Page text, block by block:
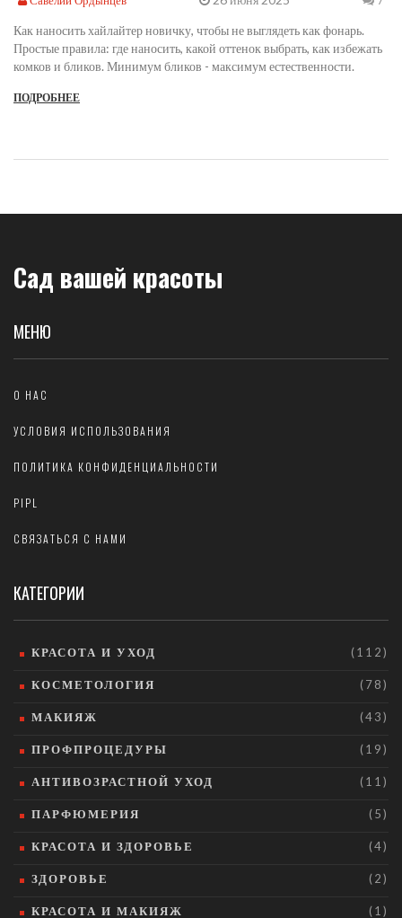
Как наносить хайлайтер новичку, чтобы не выглядеть как фонарь.
Простые правила: где наносить, какой оттенок выбрать, как избежать
комков и бликов. Минимум бликов - максимум естественности.
ПОДРОБНЕЕ
Сад вашей красоты
МЕНЮ
О НАС
УСЛОВИЯ ИСПОЛЬЗОВАНИЯ
ПОЛИТИКА КОНФИДЕНЦИАЛЬНОСТИ
PIPL
СВЯЗАТЬСЯ С НАМИ
КАТЕГОРИИ
КРАСОТА И УХОД (112)
КОСМЕТОЛОГИЯ (78)
МАКИЯЖ (43)
ПРОФПРОЦЕДУРЫ (19)
АНТИВОЗРАСТНОЙ УХОД (11)
ПАРФЮМЕРИЯ (5)
КРАСОТА И ЗДОРОВЬЕ (4)
ЗДОРОВЬЕ (2)
КРАСОТА И МАКИЯЖ (1)